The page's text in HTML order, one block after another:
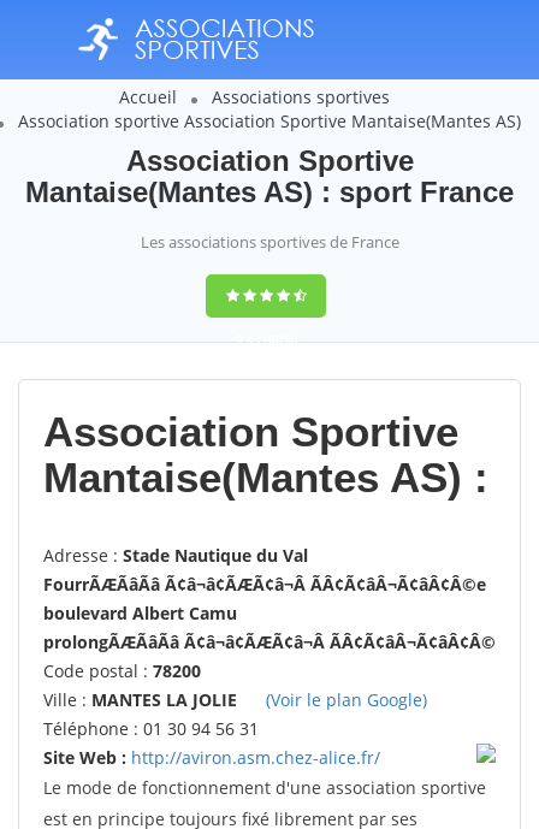
Accueil
Associations sportives
Association sportive Association Sportive Mantaise(Mantes AS)
Association Sportive
Mantaise(Mantes AS) : sport France
Les associations sportives de France
9,4(100%)
14358votes
Association Sportive
Mantaise(Mantes AS) :
Adresse : Stade Nautique du Val
FourrÃÆÃâÃâ Ã¢â¬â¢ÃÆÃ¢â¬Â ÃÂ¢Ã¢âÂ¬Ã¢âÂ¢Â©e
boulevard Albert Camu
prolongÃÆÃâÃâ Ã¢â¬â¢ÃÆÃ¢â¬Â ÃÂ¢Ã¢âÂ¬Ã¢âÂ¢Â©
Code postal : 78200
Ville : MANTES LA JOLIE
(Voir le plan Google)
Téléphone : 01 30 94 56 31
Site Web : http://aviron.asm.chez-alice.fr/
Le mode de fonctionnement d'une association sportive
est en principe toujours fixé librement par ses